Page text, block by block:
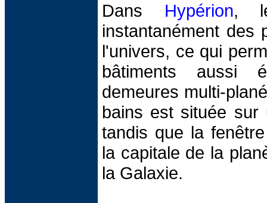
Dans Hypérion,
instantanément des
l'univers, ce qui
bâtiments aussi
demeures multi-
bains est située sur
tandis que la
la capitale de la
la Galaxie.